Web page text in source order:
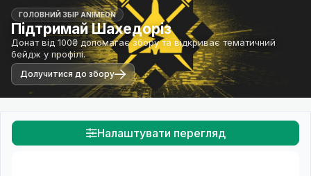
ГОЛОВНИЙ ЗБІР ANIMEON
Підтримай Шахедоріз
Донат від 100₴ допомагає збору та відкриває тематичний
бейдж у профілі.
Долучитися до збору
Налаштувати перегляд